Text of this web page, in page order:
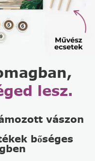
lesz.
vászon
bőséges